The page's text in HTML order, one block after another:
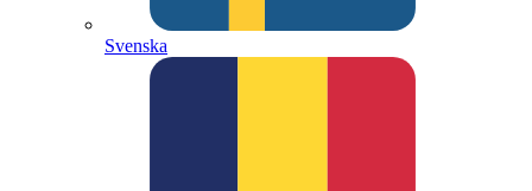
Svenska